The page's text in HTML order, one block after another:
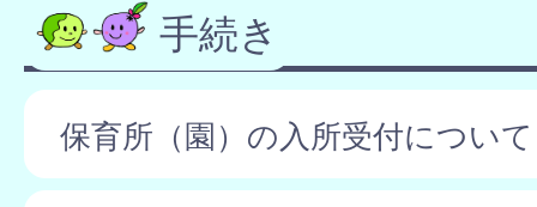
手続き
保育所（園）の入所受付について